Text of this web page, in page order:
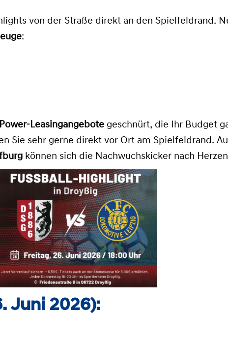
von der Straße direkt an den Spielfeldrand.
:
Power-Leasingangebote geschnürt, die Ihr Budget
Sie sehr gerne direkt vor Ort am Spielfeldrand.
können sich die Nachwuchskicker nach
Juni 2026):